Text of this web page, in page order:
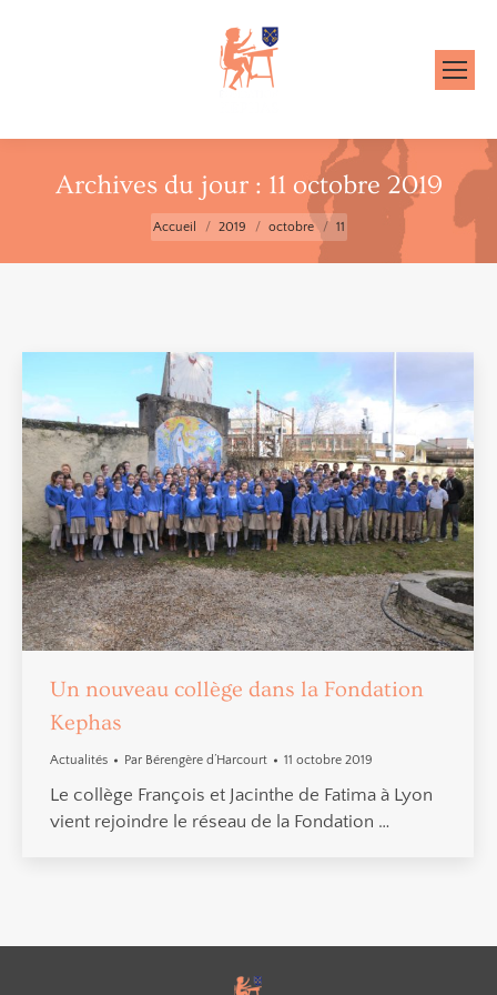
Archives du jour : 11 octobre 2019
Vous êtes ici :
Accueil 2019 octobre 11
Un nouveau collège dans la Fondation
Kephas
Actualités Par Bérengère d’Harcourt 11 octobre 2019
Le collège François et Jacinthe de Fatima à Lyon
vient rejoindre le réseau de la Fondation …